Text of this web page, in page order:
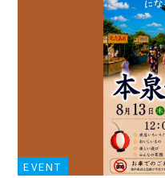
EVENT